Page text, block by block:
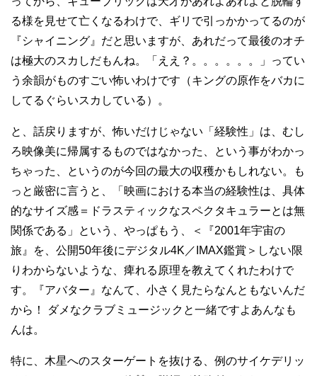
る様を見せて亡くなるわけで、ギリで引っかかってるのが
『シャイニング』だと思いますが、あれだって最後のオチ
は極大のスカしだもんね。「ええ？。。。。。。」ってい
う余韻がものすごい怖いわけです（キングの原作をバカに
してるぐらいスカしている）。
と、話戻りますが、怖いだけじゃない「経験性」は、むし
ろ映像美に帰属するものではなかった、という事がわかっ
ちゃった、というのが今回の最大の収穫かもしれない。も
っと厳密に言うと、「映画における本当の経験性は、具体
的なサイズ感＝ドラスティックなスペクタキュラーとは無
関係である」という、やっぱもう、＜『2001年宇宙の
旅』を、公開50年後にデジタル4K／IMAX鑑賞＞しない限
りわからないような、痺れる原理を教えてくれたわけで
す。『アバター』なんて、小さく見たらなんともないんだ
から！ ダメなクラブミュージックと一緒ですよあんなも
んは。
特に、木星へのスターゲートを抜ける、例のサイケデリッ